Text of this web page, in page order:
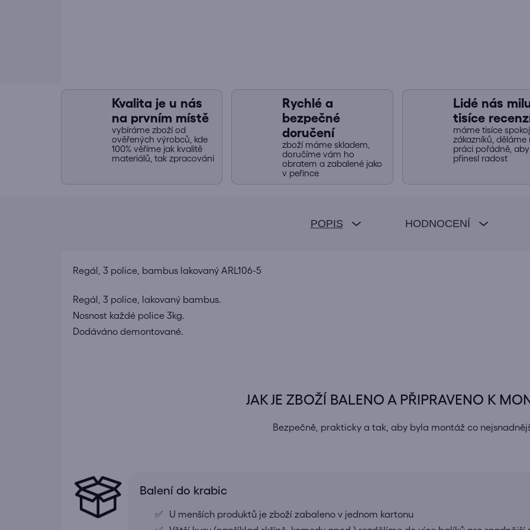
Kvalita je u nás
na prvním místě
vybíráme zboží od
ověřených výrobců, kde
100% věříme jak kvalitě
materiálů, tak zpracování
Rychlé a
bezpečné
doručení
zboží máme skladem,
doručíme vám ho
obratem a zabalené jako
v peřince
Lidé nás
tisíce
máme tisíce
zákazníků, děláme
práci pořádně,
přinesl radost
POPIS HODNOCENÍ
Regál, 3 police, bambus lakovaný ARL106-5
Regál, 3 police, lakovaný bambus.
Nosnost každé police 3kg.
Dodáváno demontované.
JAK JE ZBOŽÍ BALENO A PŘIPRAVENO K
Bezpečně, prakticky a tak, aby byla montáž co
Balení do krabic
U menších produktů je zboží zabaleno v jednom kartonu